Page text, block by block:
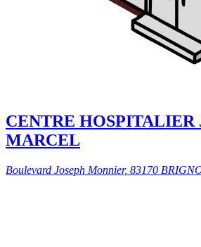
CENTRE HOSPITALIER
MARCEL
Boulevard Joseph Monnier, 83170